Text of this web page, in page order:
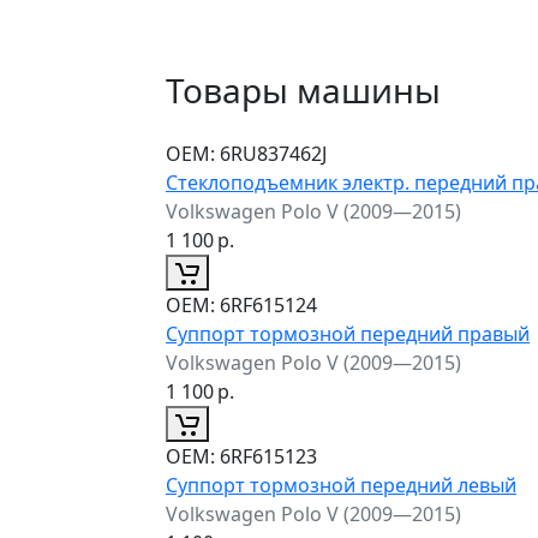
Товары машины
ОЕМ: 6RU837462J
Стеклоподъемник электр. передний
Volkswagen Polo V (2009—2015)
1 100р.
ОЕМ: 6RF615124
Суппорт тормозной передний правый
Volkswagen Polo V (2009—2015)
1 100р.
ОЕМ: 6RF615123
Суппорт тормозной передний левый
Volkswagen Polo V (2009—2015)